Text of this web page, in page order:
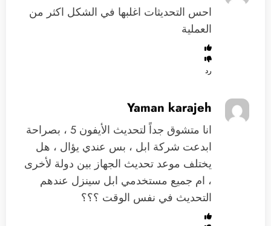
احس التحديثات اغلبها في الشكل اكثر من
العملية
رد
Yaman karajeh
انا متشوق جداً لتحديث الأيفون 5 ، بصراحة
ابدعت شركة ابل ، بس عندي يؤال ، هل
يختلف موعد تحديث الجهاز بين دولة لأخرى
، ام جميع مستخدمي ابل سينزل عندهم
التحديث في نفس الوقت ؟؟؟